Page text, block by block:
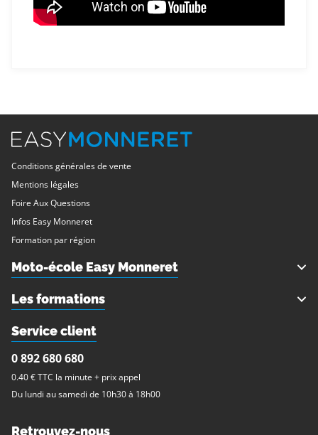
Conditions générales de vente
Mentions légales
Foire Aux Questions
Infos Easy Monneret
Formation par région
Moto-école Easy Monneret
Philippe Monneret
Nos partenaires
Nos Tarifs
L'équipe EasyMonneret
Les formations
Permis Moto
Formation 125 cc
Formation 3 roues
Stage Moto Enfants
Service client
0 892 680 680
0.40 € TTC la minute + prix appel
Du lundi au samedi de 10h30 à 18h00
Retrouvez-nous